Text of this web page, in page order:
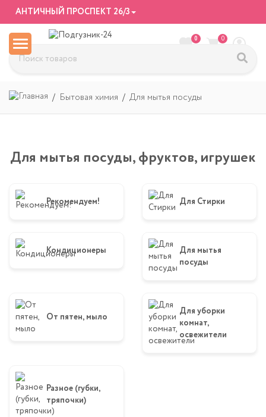
АНТИЧНЫЙ ПРОСПЕКТ 26/3
0 0
Бытовая химия Для мытья посуды
Для мытья посуды, фруктов, игрушек
Рекомендуем! Для Стирки
Кондиционеры
Для мытья
посуды
От пятен, мыло
Для уборки
комнат,
освежители
Разное (губки,
тряпочки)